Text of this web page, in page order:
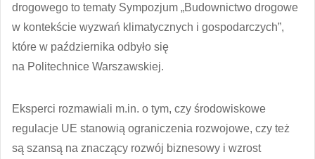
drogowego to tematy Sympozjum „Budownictwo drogowe
w kontekście wyzwań klimatycznych i gospodarczych”,
które w października odbyło się
na Politechnice Warszawskiej.
Eksperci rozmawiali m.in. o tym, czy środowiskowe
regulacje UE stanowią ograniczenia rozwojowe, czy też
są szansą na znaczący rozwój biznesowy i wzrost